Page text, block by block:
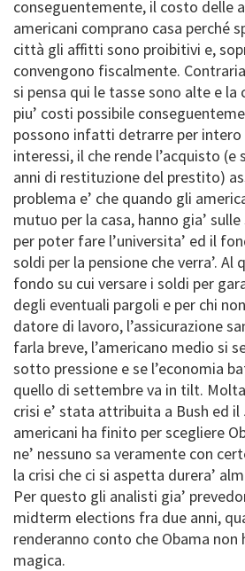
conseguentemente, il costo delle
americani comprano casa perché
città gli affitti sono proibitivi e,
convengono fiscalmente.
si pensa qui le tasse sono alte e la
piu’ costi possibile
possono infatti detrarre per intero
interessi, il che rende l’acquisto
anni di restituzione del prestito)
problema e’ che quando gli
mutuo per la casa, hanno gia’
per poter fare l’universita’ ed il
soldi per la pensione che verra’. Al
fondo su cui versare i soldi per
degli eventuali pargoli e per chi
datore di lavoro, l’assicurazione
farla breve, l’americano medio si
sotto pressione e se l’economia
quello di settembre va in tilt.
crisi e’ stata attribuita a Bush ed
americani ha finito per scegliere
ne’ nessuno sa veramente con
la crisi che ci si aspetta durera’
Per questo gli analisti gia’
midterm elections fra due anni,
renderanno conto che Obama non
magica.